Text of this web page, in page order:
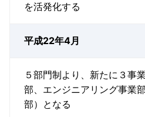
を活発化する
平成22年4月
５部門制より、新たに３事
部、エンジニアリング事業
部）となる